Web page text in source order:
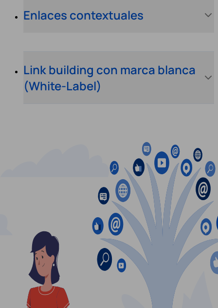
Enlaces contextuales
Link building con marca blanca
(White-Label)